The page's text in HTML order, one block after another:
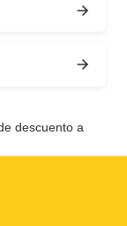
descuento a